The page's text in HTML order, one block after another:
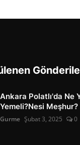
Ankara Polatlı'da Ne
Yemeli?Nesi Meşhur?
Gurme Şubat 3, 2025 0